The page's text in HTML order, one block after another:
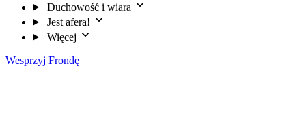
Duchowość i wiara
Jest afera!
Więcej
Wesprzyj Frondę